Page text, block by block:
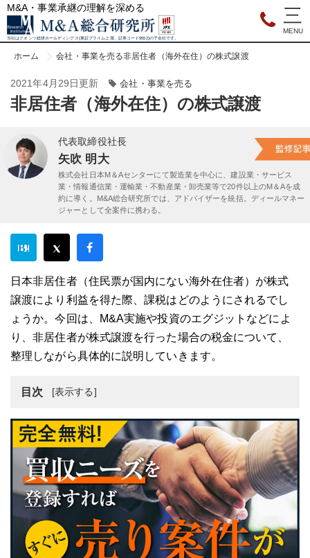
M&A・事業承継の理解を深める
当社はクオンツ総研ホールディングス(東証プライム上場、証券コード9552)の子会社です。
ホーム 会社・事業を売る非居住者（海外在住）の株式譲渡
2021年4月29日更新 会社・事業を売る
非居住者（海外在住）の株式譲渡
代表取締役社長
矢吹 明大
株式会社日本M＆Aセンターにて製造業を中心に、建設業・サービス
業・情報通信業・運輸業・不動産業・卸売業等で20件以上のM＆Aを成
約に導く。M&A総合研究所では、アドバイザーを統括。ディールマネー
ジャーとして全案件に携わる。
日本非居住者（住民票が国内にない海外在住者）が株式
譲渡により利益を得た際、課税はどのようにされるでし
ょうか。今回は、M&A実施や投資のエグジットなどによ
り、非居住者が株式譲渡を行った場合の税金について、
整理しながら具体的に説明していきます。
目次
非居住者の株式譲渡は課税対象になるのか
非居住者と株式譲渡の定義
非居住者が株式譲渡時に課税されるケース
非居住者の株式譲渡における実際の税率
非居住者に対する国外転出時課税制度